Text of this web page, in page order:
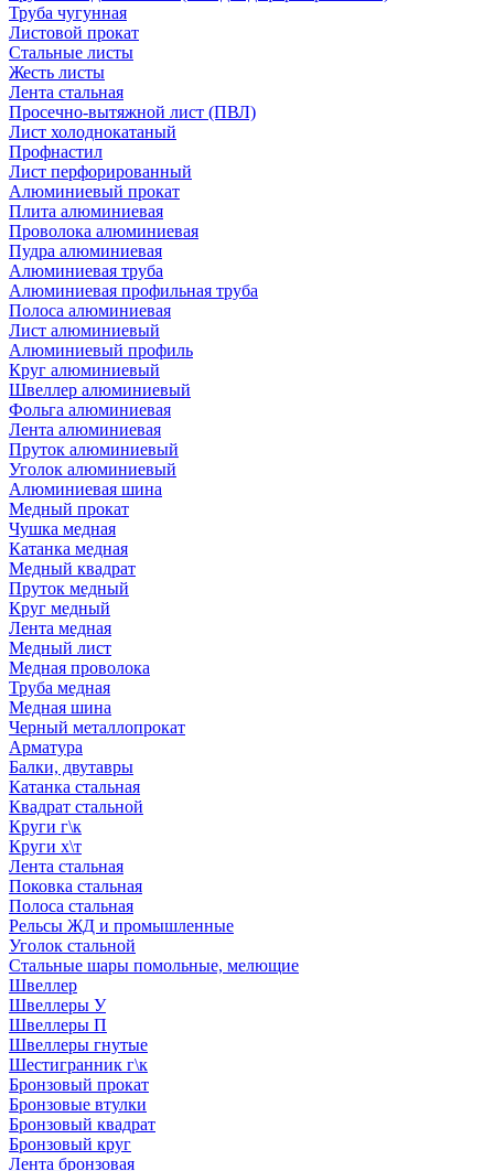
Труба чугунная
Листовой прокат
Стальные листы
Жесть листы
Лента стальная
Просечно-вытяжной лист (ПВЛ)
Лист холоднокатаный
Профнастил
Лист перфорированный
Алюминиевый прокат
Плита алюминиевая
Проволока алюминиевая
Пудра алюминиевая
Алюминиевая труба
Алюминиевая профильная труба
Полоса алюминиевая
Лист алюминиевый
Алюминиевый профиль
Круг алюминиевый
Швеллер алюминиевый
Фольга алюминиевая
Лента алюминиевая
Пруток алюминиевый
Уголок алюминиевый
Алюминиевая шина
Медный прокат
Чушка медная
Катанка медная
Медный квадрат
Пруток медный
Круг медный
Лента медная
Медный лист
Медная проволока
Труба медная
Медная шина
Черный металлопрокат
Арматура
Балки, двутавры
Катанка стальная
Квадрат стальной
Круги г\к
Круги х\т
Лента стальная
Поковка стальная
Полоса стальная
Рельсы ЖД и промышленные
Уголок стальной
Стальные шары помольные, мелющие
Швеллер
Швеллеры У
Швеллеры П
Швеллеры гнутые
Шестигранник г\к
Бронзовый прокат
Бронзовые втулки
Бронзовый квадрат
Бронзовый круг
Лента бронзовая